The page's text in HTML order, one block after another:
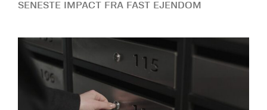
SENESTE IMPACT FRA FAST EJENDOM